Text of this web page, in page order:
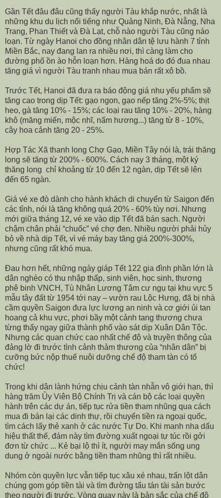
Gần Tết đâu đâu cũng thấy người Tàu khắp nước, nhất là
những khu du lịch nổi tiếng như Quảng Ninh, Đà Nẵng, Nha
Trang, Phan Thiết và Đà Lạt, chỗ nào người Tàu cũng náo
loạn. Từ ngày Hanoi cho đồng nhân dân tệ lưu hành 7 tỉnh
Miền Bắc, nay đang lan ra nhiều nơi, thì càng làm cho
đường phố ồn ào hỗn loạn hơn. Hàng hoá do đó đua nhau
tăng giá vì người Tàu tranh nhau mua bán rất xô bồ.
Trước Tết, Hanoi đã đưa ra báo động giá nhu yếu phẩm sẽ
tăng cao trong dịp Tết: gạo ngon, gạo nếp tăng 2%-5%; thịt
heo, gà tăng 10% - 15%; các loại rau tăng 10% - 20%, hàng
khô (măng miến, mộc nhĩ, nấm hương...) tăng từ 8 - 10%,
cây hoa cảnh tăng 20 - 25%.
Hợp Tác Xã thanh long Chợ Gạo, Miền Tây nói là, trái thăng
long sẽ tăng từ 200% - 600%. Cách nay 3 tháng, một ký
thăng long chỉ khoảng từ 10 đến 12 ngàn, dịp Tết sẽ lên
đến 65 ngàn.
Giá vé xe đò dành cho hành khách di chuyển từ Saigon đến
các tỉnh, nói là tăng không quá 20% - 60% tùy nơi. Nhưng
mới giữa tháng 12, vé xe vào dịp Tết đã bán sạch. Người
chậm chân phải “chuốc” vé chợ đen. Nhiều người phải hủy
bỏ về nhà dịp Tết, vì vé máy bay tăng giá 200%-300%,
nhưng cũng rất khó mua.
Đau hơn hết, những ngày giáp Tết 122 gia đình phần lớn là
dân nghèo có thu nhập thấp, sinh viên, học sinh, thương
phê binh VNCH, Tù Nhân Lương Tâm cư ngụ tại khu vực 5
mẫu tây đất từ 1954 tới nay – vườn rau Lộc Hưng, đã bị nhà
cầm quyền Saigon đưa lực lương an ninh và cơ giới ủi tan
hoang cả khu vực, phơi bầy một cảnh tang thương chưa
từng thấy ngay giữa thành phố vào sát dịp Xuân Dân Tộc.
Nhưng các quan chức cao nhất chế độ và truyền thông của
đảng lờ đi trước tình cảnh thảm thương của “nhân dân” bị
cưỡng bức nộp thuế nuôi dưỡng chế độ tham tàn có tổ
chức!
Trong khi dân lành hứng chịu cảnh tàn nhẫn vô giới hạn, thì
hàng trăm Ủy Viên Bộ Chính Trị và cán bộ các loại quyền
hành trên các dự án, tiếp tục rửa tiền tham nhũng qua cách
mua đi bán lại các dinh thự, rồi chuyển tiền ra ngoại quốc,
tìm cách lấy thẻ xanh ở các nước Tự Do. Khi manh nha dấu
hiệu thất thế, đám này tìm đường xuất ngoại tự túc rồi gởi
đơn từ chức ... Kẻ bại lộ thì ít, người may mắn sống ung
dung ở ngoài nước bằng tiền tham nhũng thì rất nhiều.
Nhóm còn quyền lực vẫn tiếp tục xâu xé nhau, trấn lột dân
chúng gom góp tiền tài và tìm đường tẩu tán tài sản bước
theo người đi trước. Vòng quay này là bản sắc của chế độ